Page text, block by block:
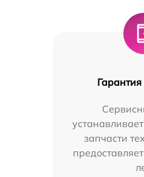
запчасти